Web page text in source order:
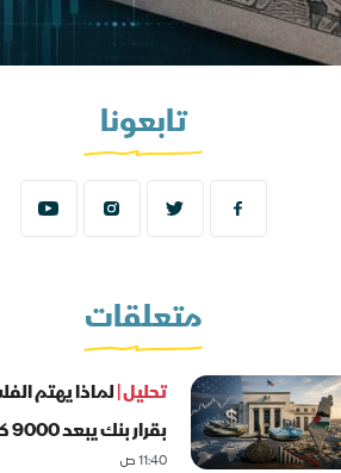
تابعونا
متعلقات
تحليل |لماذا يهتم
بقرار بنك يبعد 9000 كيلومتر؟
11:40 ص